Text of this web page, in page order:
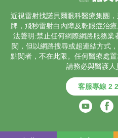
近視雷射找諾貝爾眼科醫療集團
牌，飛秒雷射白內障及乾眼症治
法聲明:禁止任何網際網路服務
閱，但以網路搜尋或超連結方式
點閱者，不在此限。任何醫療處
請務必與醫護人
客服專線 2
COPYRIGHT © 2025 諾貝爾醫療